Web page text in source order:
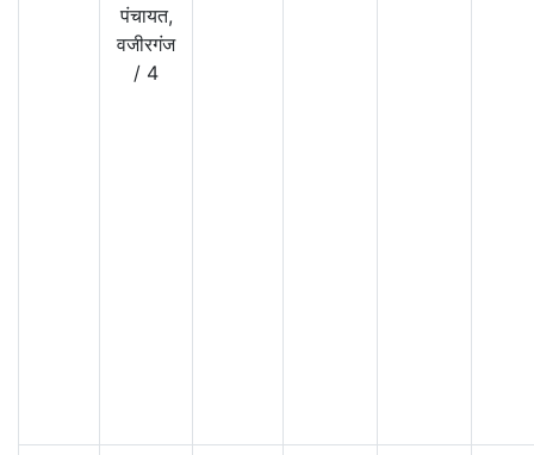
पंचायत,
वजीरगंज
/ 4